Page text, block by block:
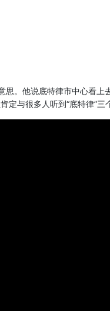
思。他说底特律市中心看
与很多人听到“底特律”三